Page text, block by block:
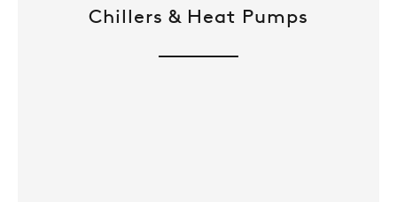
Chillers & Heat Pumps